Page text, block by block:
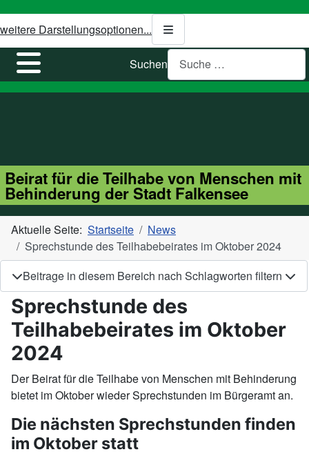
weitere Darstellungsoptionen...
Suchen
Beirat für die Teilhabe von Menschen mit
Behinderung der Stadt Falkensee
Aktuelle Seite: Startseite
News
Sprechstunde des Teilhabebeirates im Oktober 2024
Beitrage in diesem Bereich nach Schlagworten filtern
Sprechstunde des
Teilhabebeirates im Oktober
2024
Der Beirat für die Teilhabe von Menschen mit Behinderung
bietet im Oktober wieder Sprechstunden im Bürgeramt an.
Die nächsten Sprechstunden finden
im Oktober statt